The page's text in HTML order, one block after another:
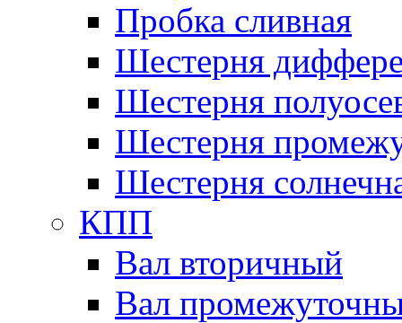
Пробка сливная
Шестерня
Шестерня
Шестерня
Шестерня
КПП
Вал вторичный
Вал